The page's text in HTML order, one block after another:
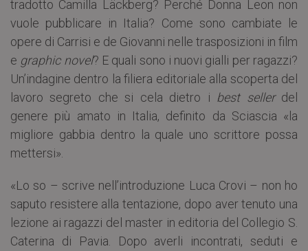
tradotto Camilla Läckberg? Perché Donna Leon non
vuole pubblicare in Italia? Come sono cambiate le
opere di Carrisi e de Giovanni nelle trasposizioni in film
e graphic novel? E quali sono i nuovi gialli per ragazzi?
Un’indagine dentro la filiera editoriale alla scoperta del
lavoro segreto che si cela dietro i best sellerdel
genere più amato in Italia, definito da Sciascia «la
migliore gabbia dentro la quale uno scrittore possa
mettersi».
«Lo so – scrive nell’introduzione Luca Crovi – non ho
saputo resistere alla tentazione, dopo aver tenuto una
lezione ai ragazzi del master in editoria del Collegio S.
Caterina di Pavia. Dopo averli incontrati, seduti e